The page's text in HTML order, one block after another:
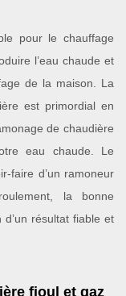
pour le chauffage
l’eau chaude et
de la maison. La
est primordial en
de chaudière
eau chaude. Le
faire d’un ramoneur
la bonne
d’un résultat fiable et
fioul et gaz